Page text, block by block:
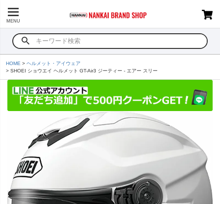
MENU
HOME
ヘルメット・アイウェア
SHOEI ショウエイ ヘルメット GT-Air3 ジーティー - エアー スリー